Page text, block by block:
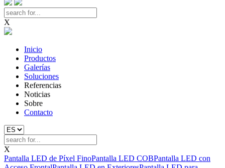
X
Inicio
Productos
Galerías
Soluciones
Referencias
Noticias
Sobre
Contacto
X
Pantalla LED de Píxel FinoPantalla LED COBPantalla LED con